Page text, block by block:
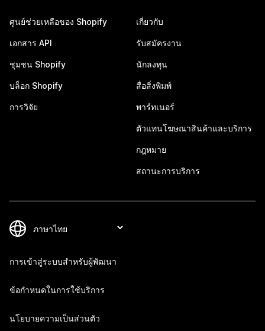
ศูนย์ช่วยเหลือของ Shopify
เอกสาร API
ชุมชน Shopify
บล็อก Shopify
การวิจัย
เกี่ยวกับ
รับสมัครงาน
นักลงทุน
สื่อสิ่งพิมพ์
พาร์ทเนอร์
ตัวแทนโฆษณาสินค้าและบริการ
กฎหมาย
สถานะการบริการ
การเข้าสู่ระบบสำหรับผู้พัฒนา
ข้อกำหนดในการใช้บริการ
นโยบายความเป็นส่วนตัว